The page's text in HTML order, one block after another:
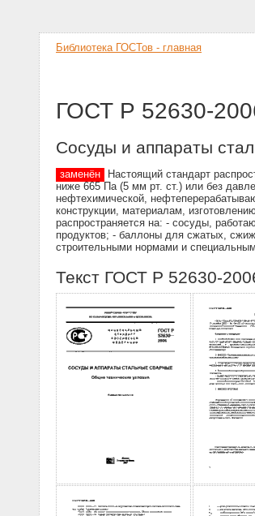
Библиотека ГОСТов - главная
ГОСТ Р 52630-
Сосуды и аппараты
заменён
Настоящий стандарт
ниже 665 Па (5 мм рт. ст.) или без
нефтехимической,
конструкции, материалам,
распространяется на: - сосуды,
продуктов; - баллоны для сжатых,
строительными нормами и
Текст ГОСТ Р 52630-